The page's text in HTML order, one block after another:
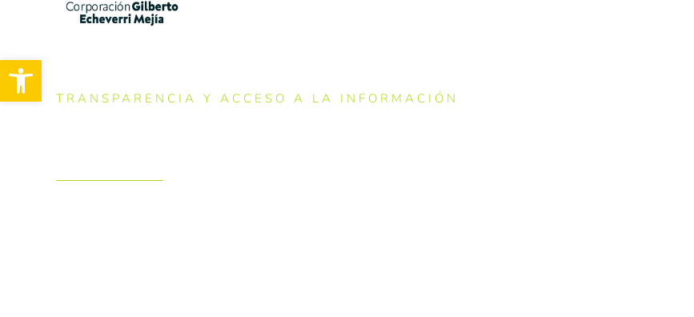
Abrir barra de herramientas
TRANSPARENCIA Y ACCESO A LA INFORMACIÓN